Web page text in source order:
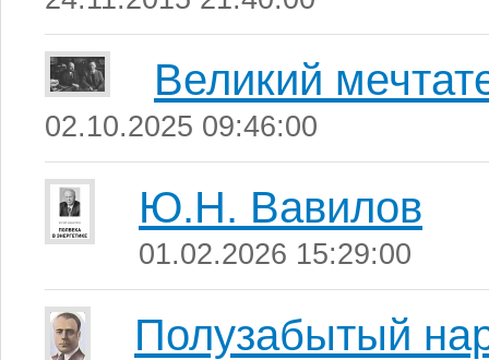
Великий
02.10.2025 09:46:00
Ю.Н. Вавилов
01.02.2026 15:29:00
Полузабытый